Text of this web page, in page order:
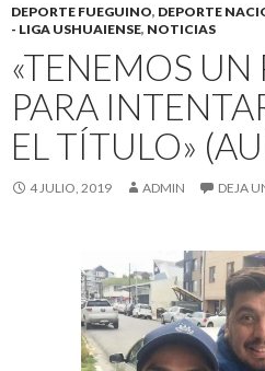
DEPORTE FUEGUINO, DEPORTE
- LIGA USHUAIENSE, NOTICIAS
«TENEMOS UN
PARA
EL TÍTULO»
4 JULIO, 2019 ADMIN DEJA